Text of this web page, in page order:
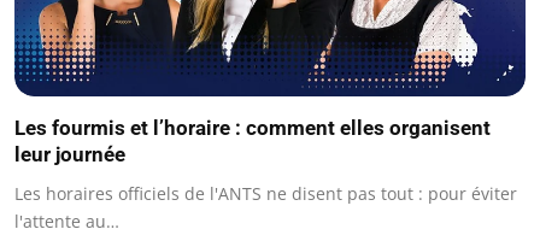
Les fourmis et l’horaire : comment elles organisent
leur journée
Les horaires officiels de l'ANTS ne disent pas tout : pour éviter
l'attente au…